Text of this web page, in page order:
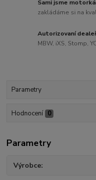
Sami jsme
zakládáme si na
Autorizovaní
MBW, iXS, Stomp,
Parametry
Hodnocení 0
Parametry
Výrobce